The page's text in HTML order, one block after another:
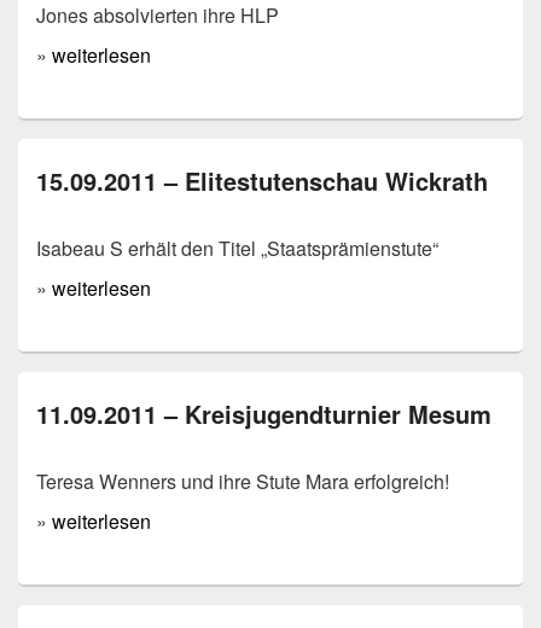
Jones absolvierten ihre HLP
» weiterlesen
15.09.2011 – Elitestutenschau Wickrath
Isabeau S erhält den Titel „Staatsprämienstute“
» weiterlesen
11.09.2011 – Kreisjugendturnier Mesum
Teresa Wenners und ihre Stute Mara erfolgreich!
» weiterlesen